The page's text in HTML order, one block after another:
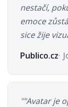
nestačí,
emoce
sice žije
Publico.cz
"Avatar je